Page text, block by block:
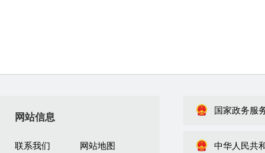
网站信息
联系我们 网站地图
国家政务服
中华人民共